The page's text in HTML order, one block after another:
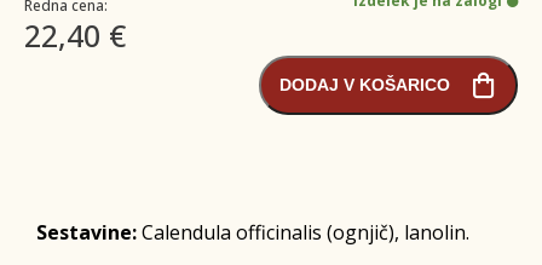
Redna cena:
22,40 €
DODAJ V KOŠARICO
Sestavine:Calendula officinalis (ognjič), lanolin.